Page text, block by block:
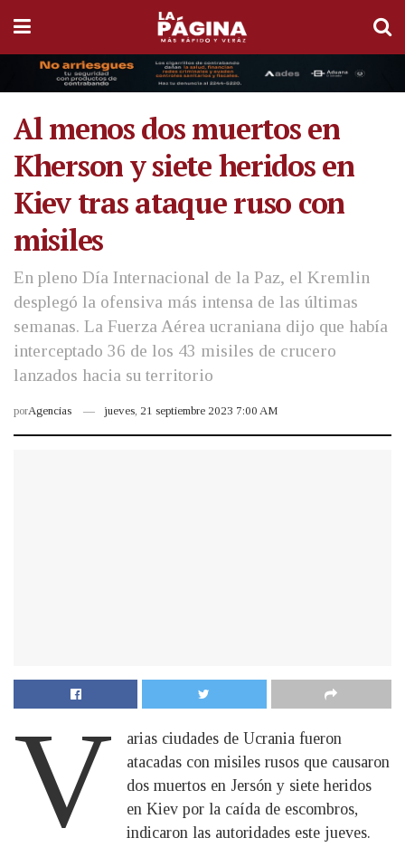
Al menos dos muertos en
Kherson y siete heridos en
Kiev tras ataque ruso con
misiles
En pleno Día Internacional de la Paz, el Kremlin
desplegó la ofensiva más intensa de las últimas
semanas. La Fuerza Aérea ucraniana dijo que había
interceptado 36 de los 43 misiles de crucero
lanzados hacia su territorio
porAgencias jueves, 21 septiembre 2023 7:00 AM
V
arias ciudades de Ucrania fueron
atacadas con misiles rusos que causaron
dos muertos en Jersón y siete heridos
en Kiev por la caída de escombros,
indicaron las autoridades este jueves.